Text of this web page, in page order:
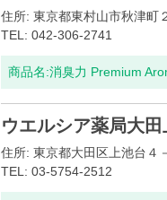
住所: 東京都東村山市秋津町
TEL: 042-306-2741
商品名:消臭力 Premium
ウエルシア薬局大田
住所: 東京都大田区上池台４
TEL: 03-5754-2512